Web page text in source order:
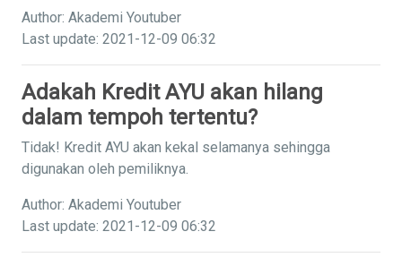
Author: Akademi Youtuber
Last update: 2021-12-09 06:32
Adakah Kredit AYU akan hilang
dalam tempoh tertentu?
Tidak! Kredit AYU akan kekal selamanya sehingga
digunakan oleh pemiliknya.
Author: Akademi Youtuber
Last update: 2021-12-09 06:32